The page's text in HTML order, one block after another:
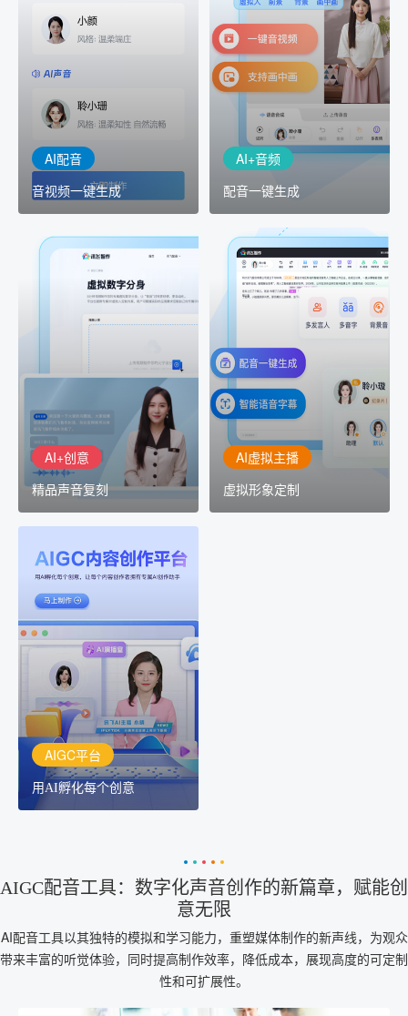
AI配音
音视频一键生成
音视频一键生成
室"中输入文本或录音，一
出
AI+音频
配音一键生成
配音一键生成
AI+音频：基于全球领先的
TTS能力打造的AI音频制作
工具，输入文本、选择发
音人即可一键生成专业音
AI+创意
精品声音复刻
AI+创意
精品声音复刻
AI+创意：AIGC 能力集中
展示窗口，体验 AIGC 给
生活和生产带来的改变
AI虚拟主播
虚拟形象定制
讯飞智作：让每一个内容
创作者高效生产灵活定制
AIGC平台
用AI孵化每个创意
AIGC平台
用AI孵化每个创意
讯飞AIGC平台：让每个创
作者都拥有自己的专注AI
创作助手
AIGC配音工具：数字化声音创作的新篇章，赋能创
意无限
AI配音工具以其独特的模拟和学习能力，重塑媒体制作的新声线，为观众
带来丰富的听觉体验，同时提高制作效率，降低成本，展现高度的可定制
性和可扩展性。